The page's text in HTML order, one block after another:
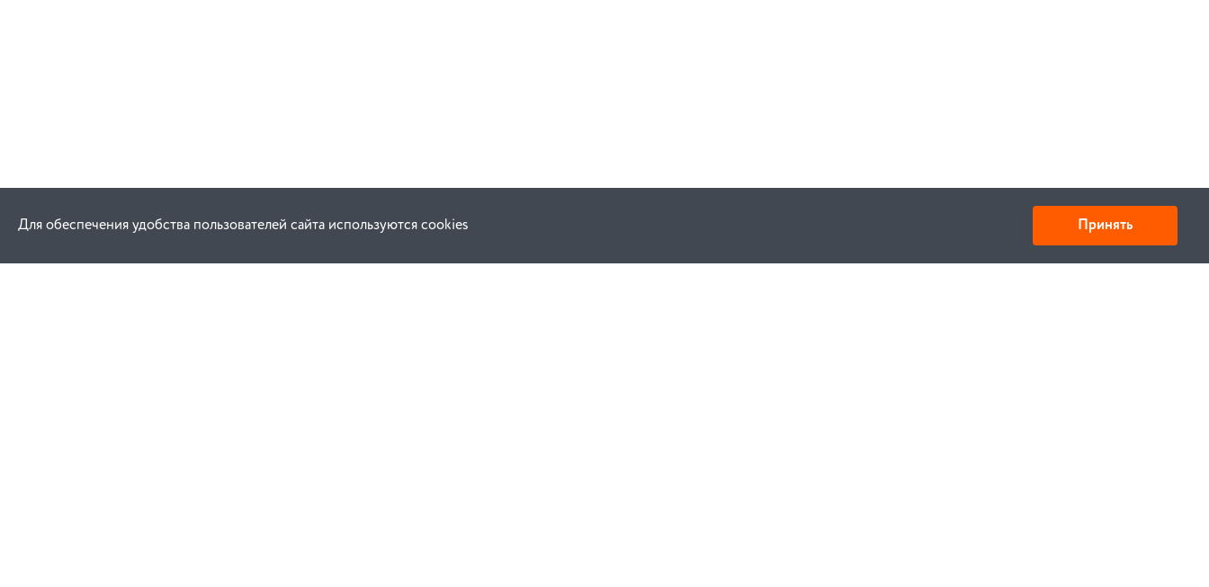
Для обеспечения удобства пользователей сайта используются cookies Принять